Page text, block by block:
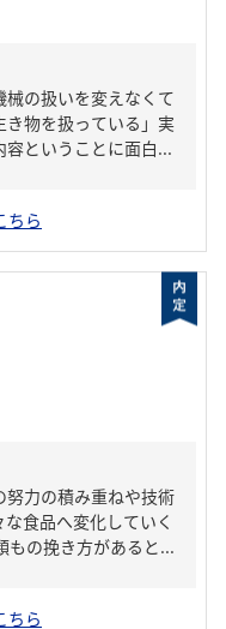
械の扱いを変えなくて
物を扱っている」実
ということに面白...
ちら
力の積み重ねや技術
食品へ変化していく
もの挽き方があると...
ちら